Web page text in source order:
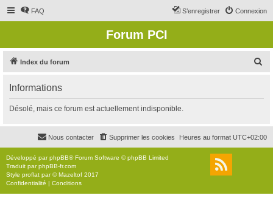
FAQ Connexion
S’enregistrer
Forum PCI
Index du forum
r
c
r
Informations
Désolé, mais ce forum est actuellement indisponible.
Heures au format UTC+02:00
Supprimer les cookies
Nous contacter
Développé parphpBB® Forum Software © phpBB Limited
Traduit parphpBB-fr.com
Style proflat par ©Mazeltof 2017
Confidentialité | Conditions